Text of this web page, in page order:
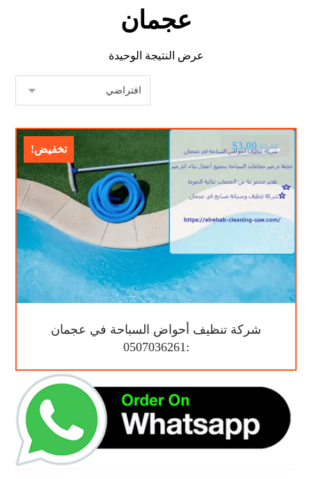
عجمان
عرض النتيجة الوحيدة
تخفيض!
شركة تنظيف أحواض السباحة في عجمان
:0507036261
$5.00
$3.00